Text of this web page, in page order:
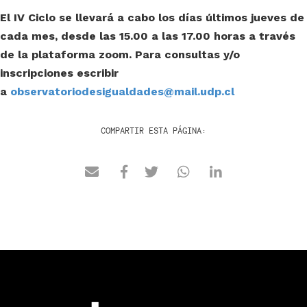
El IV Ciclo se llevará a cabo los días últimos jueves de
cada mes, desde las 15.00 a las 17.00 horas a través
de la plataforma zoom. Para consultas y/o
inscripciones escribir
a observatoriodesigualdades@mail.udp.cl
COMPARTIR ESTA PÁGINA: